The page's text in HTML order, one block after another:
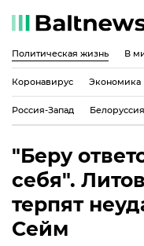
Политическая жизнь В
Коронавирус Экономика
Россия-Запад Белоруссия
"Беру
себя".
терпят
Сейм